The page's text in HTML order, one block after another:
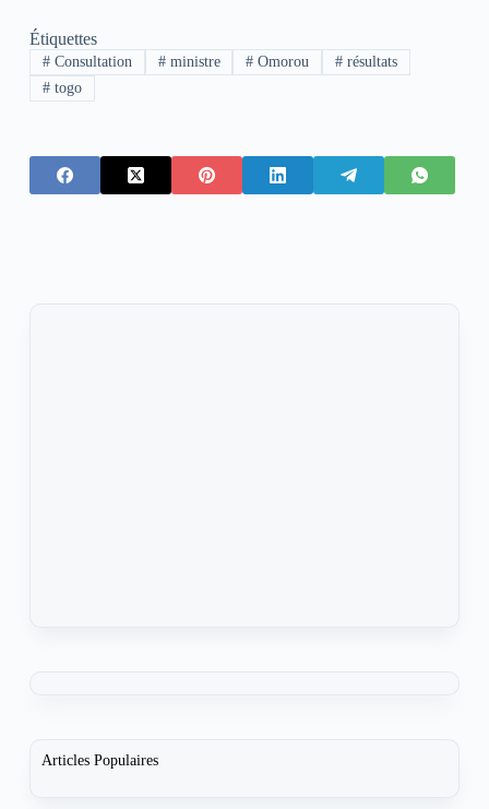
Étiquettes
#Consultation #ministre # Omorou # résultats
#togo
Articles Populaires